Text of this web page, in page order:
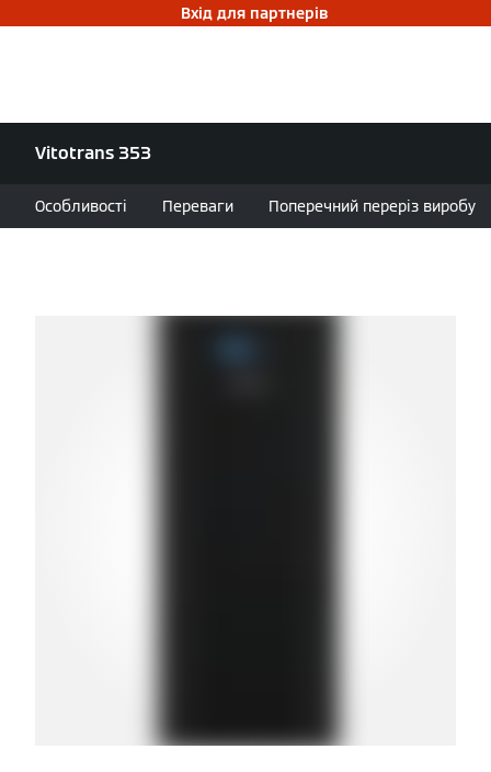
Вхід для партнерів
Vitotrans 353
Особливості Переваги Поперечний переріз виробу